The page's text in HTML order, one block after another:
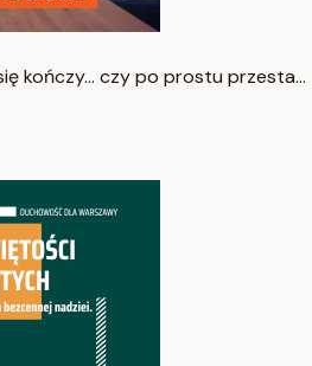
kończy… czy po prostu przesta…